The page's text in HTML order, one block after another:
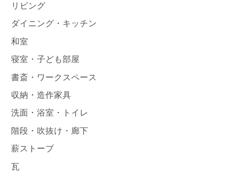
リビング
ダイニング・キッチン
和室
寝室・子ども部屋
書斎・ワークスペース
収納・造作家具
洗面・浴室・トイレ
階段・吹抜け・廊下
薪ストーブ
瓦